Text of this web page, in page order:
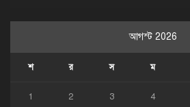
আগস্ট 2026
শ র স ম
1 2 3 4